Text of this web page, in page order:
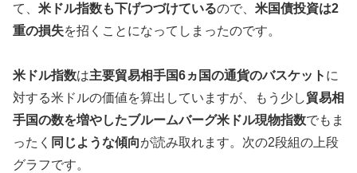
て、 米ドル指数も下げつづけているので、 米国債投資は2
重の損失を招くことになってしまったのです。
米ドル指数は主要貿易相手国6ヵ国の通貨のバスケット に
対する米ドルの価値を算出していますが、もう少し貿易相
手国の数を増やしたブルームバーグ米ドル現物指数でもま
ったく 同じような傾向が読み取れます。次の2段組の上段
グラフです。